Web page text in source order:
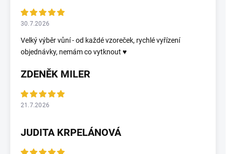
30.7.2026
Velký výběr vůní - od každé vzoreček, rychlé vyřízení
objednávky, nemám co vytknout ♥️
ZDENĚK MILER
21.7.2026
JUDITA KRPELÁNOVÁ